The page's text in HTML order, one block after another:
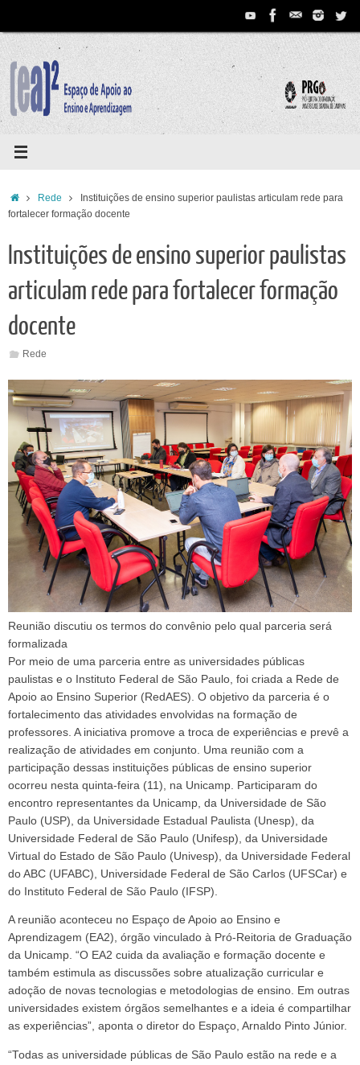
conteúdo
HomeRede
Instituições de ensino superior paulistas articulam rede para
fortalecer formação docente
Instituições de ensino superior paulistas
articulam rede para fortalecer formação
docente
Rede
Reunião discutiu os termos do convênio pelo qual parceria será
formalizada
Por meio de uma parceria entre as universidades públicas
paulistas e o Instituto Federal de São Paulo, foi criada a Rede de
Apoio ao Ensino Superior (RedAES). O objetivo da parceria é o
fortalecimento das atividades envolvidas na formação de
professores. A iniciativa promove a troca de experiências e prevê a
realização de atividades em conjunto. Uma reunião com a
participação dessas instituições públicas de ensino superior
ocorreu nesta quinta-feira (11), na Unicamp. Participaram do
encontro representantes da Unicamp, da Universidade de São
Paulo (USP), da Universidade Estadual Paulista (Unesp), da
Universidade Federal de São Paulo (Unifesp), da Universidade
Virtual do Estado de São Paulo (Univesp), da Universidade Federal
do ABC (UFABC), Universidade Federal de São Carlos (UFSCar) e
do Instituto Federal de São Paulo (IFSP).
A reunião aconteceu no Espaço de Apoio ao Ensino e
Aprendizagem (EA2), órgão vinculado à Pró-Reitoria de Graduação
da Unicamp. “O EA2 cuida da avaliação e formação docente e
também estimula as discussões sobre atualização curricular e
adoção de novas tecnologias e metodologias de ensino. Em outras
universidades existem órgãos semelhantes e a ideia é compartilhar
as experiências”, aponta o diretor do Espaço, Arnaldo Pinto Júnior.
“Todas as universidade públicas de São Paulo estão na rede e a